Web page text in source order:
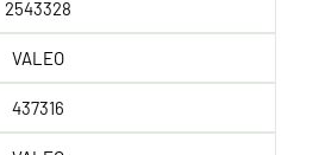
2543328
VALEO
437316